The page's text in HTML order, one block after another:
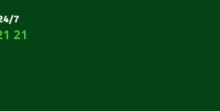
7
21